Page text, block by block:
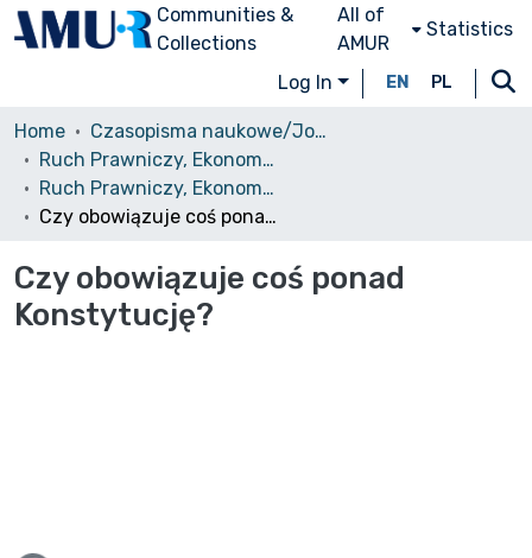
Communities &
Collections
All of
AMUR
Statistics
Log In EN PL
Home
Czasopisma naukowe/Journals
Ruch Prawniczy, Ekonomiczny i Socjologiczny
Ruch Prawniczy, Ekonomiczny i Socjologiczny, 1929, nr 3
Czy obowiązuje coś ponad Konstytucję?
Czy obowiązuje coś ponad
Konstytucję?